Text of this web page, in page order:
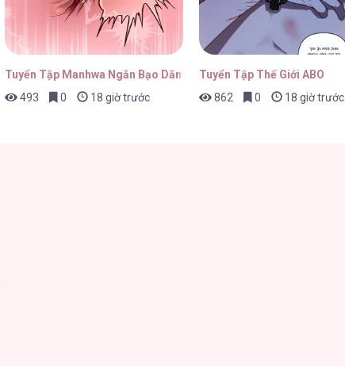
Tuyển Tập Manhwa Ngắn Bạo Dăm
493
0 18 giờ trước
Tuyển Tập Thế Giới ABO
862
0 18 giờ trước